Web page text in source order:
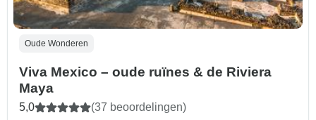
Oude Wonderen
Viva Mexico – oude ruïnes & de Riviera
Maya
5,0 (37 beoordelingen)